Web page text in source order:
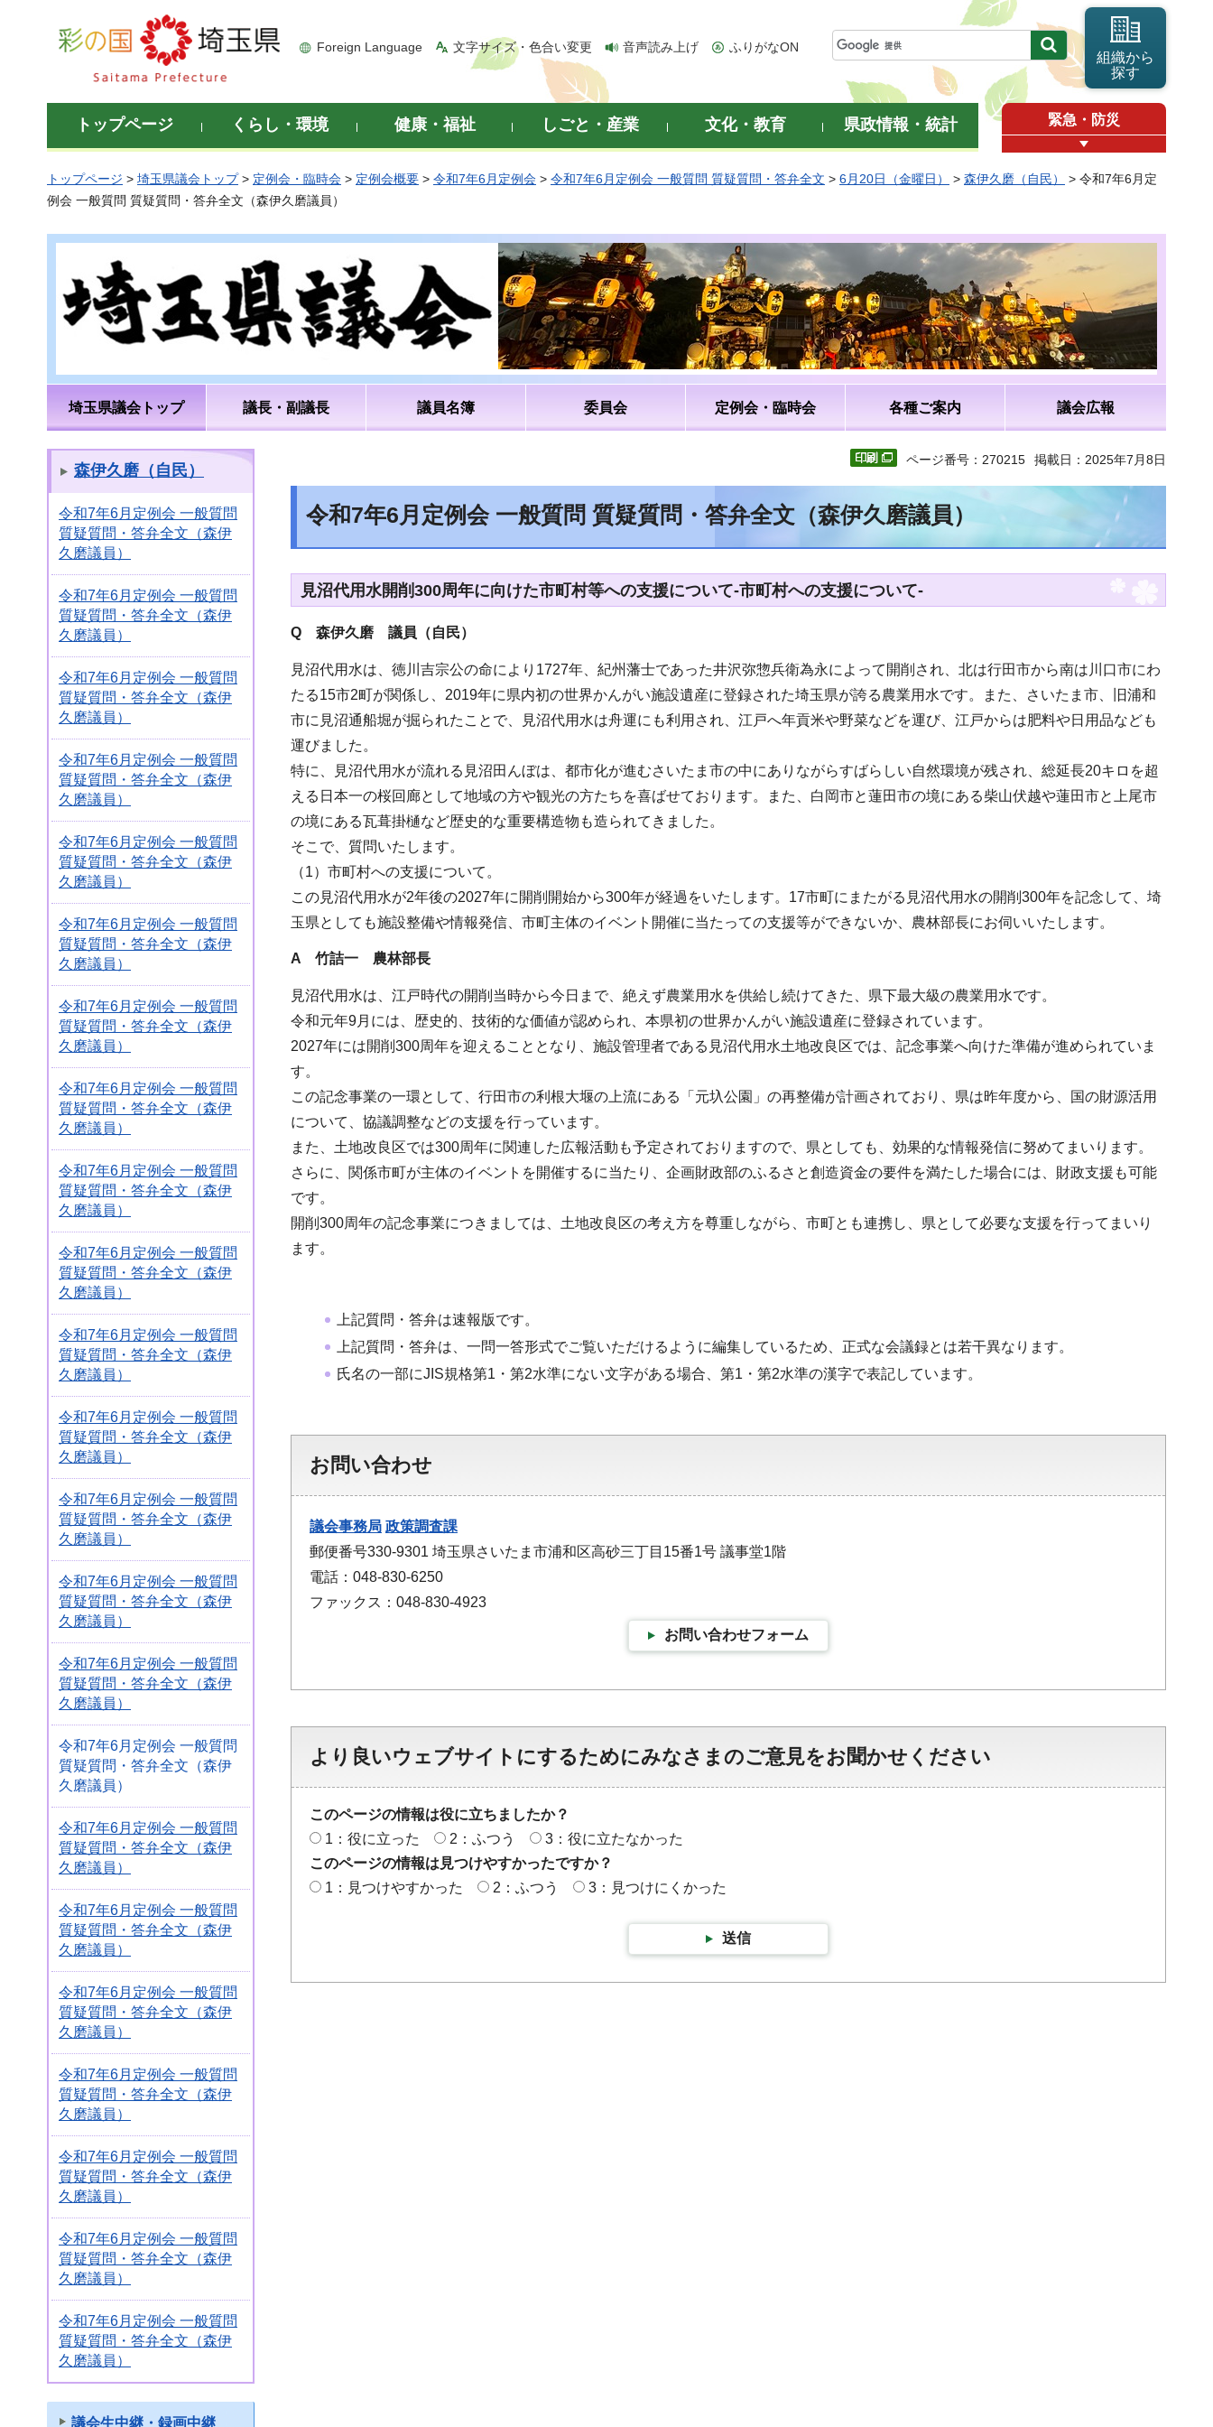
彩の国 埼玉県
Foreign Language 文字サイズ・色合い変更 音声読み上げ ふりがなON
組織から
探す
トップページ くらし・環境 健康・福祉 しごと・産業 文化・教育 県政情報・統計 緊急・防災
トップページ > 埼玉県議会トップ> 定例会・臨時会 > 定例会概要 > 令和7年6月定例会 > 令和7年6月定例会 一般質問 質疑質問・答弁全文 > 6月20日（金曜日） > 森伊久磨（自民）
> 令和7年6月定
例会 一般質問 質疑質問・答弁全文（森伊久磨議員）
埼玉県議会トップ 議長・副議長 議員名簿 委員会 定例会・臨時会 各種ご案内 議会広報
森伊久磨（自民）
令和7年6月定例会 一般質問
質疑質問・答弁全文（森伊
久磨議員）
令和7年6月定例会 一般質問
質疑質問・答弁全文（森伊
久磨議員）
令和7年6月定例会 一般質問
質疑質問・答弁全文（森伊
久磨議員）
令和7年6月定例会 一般質問
質疑質問・答弁全文（森伊
久磨議員）
令和7年6月定例会 一般質問
質疑質問・答弁全文（森伊
久磨議員）
令和7年6月定例会 一般質問
質疑質問・答弁全文（森伊
久磨議員）
令和7年6月定例会 一般質問
質疑質問・答弁全文（森伊
久磨議員）
令和7年6月定例会 一般質問
質疑質問・答弁全文（森伊
久磨議員）
令和7年6月定例会 一般質問
質疑質問・答弁全文（森伊
久磨議員）
令和7年6月定例会 一般質問
質疑質問・答弁全文（森伊
久磨議員）
令和7年6月定例会 一般質問
質疑質問・答弁全文（森伊
久磨議員）
令和7年6月定例会 一般質問
質疑質問・答弁全文（森伊
久磨議員）
令和7年6月定例会 一般質問
質疑質問・答弁全文（森伊
久磨議員）
令和7年6月定例会 一般質問
質疑質問・答弁全文（森伊
久磨議員）
令和7年6月定例会 一般質問
質疑質問・答弁全文（森伊
久磨議員）
令和7年6月定例会 一般質問
質疑質問・答弁全文（森伊
久磨議員）
令和7年6月定例会 一般質問
質疑質問・答弁全文（森伊
久磨議員）
令和7年6月定例会 一般質問
質疑質問・答弁全文（森伊
久磨議員）
令和7年6月定例会 一般質問
質疑質問・答弁全文（森伊
久磨議員）
令和7年6月定例会 一般質問
質疑質問・答弁全文（森伊
久磨議員）
令和7年6月定例会 一般質問
質疑質問・答弁全文（森伊
久磨議員）
令和7年6月定例会 一般質問
質疑質問・答弁全文（森伊
久磨議員）
令和7年6月定例会 一般質問
質疑質問・答弁全文（森伊
久磨議員）
議会生中継・録画中継
ページ番号：270215 掲載日：2025年7月8日
令和7年6月定例会 一般質問 質疑質問・答弁全文（森伊久磨議員）
見沼代用水開削300周年に向けた市町村等への支援について-市町村への支援について-
Q 森伊久磨 議員（自民）
見沼代用水は、徳川吉宗公の命により1727年、紀州藩士であった井沢弥惣兵衛為永によって開削され、北は行田市から南は川口市にわ
たる15市2町が関係し、2019年に県内初の世界かんがい施設遺産に登録された埼玉県が誇る農業用水です。また、さいたま市、旧浦和
市に見沼通船堀が掘られたことで、見沼代用水は舟運にも利用され、江戸へ年貢米や野菜などを運び、江戸からは肥料や日用品なども
運びました。
特に、見沼代用水が流れる見沼田んぼは、都市化が進むさいたま市の中にありながらすばらしい自然環境が残され、総延長20キロを超
える日本一の桜回廊として地域の方や観光の方たちを喜ばせております。また、白岡市と蓮田市の境にある柴山伏越や蓮田市と上尾市
の境にある瓦葺掛樋など歴史的な重要構造物も造られてきました。
そこで、質問いたします。
（1）市町村への支援について。
この見沼代用水が2年後の2027年に開削開始から300年が経過をいたします。17市町にまたがる見沼代用水の開削300年を記念して、埼
玉県としても施設整備や情報発信、市町主体のイベント開催に当たっての支援等ができないか、農林部長にお伺いいたします。
A 竹詰一 農林部長
見沼代用水は、江戸時代の開削当時から今日まで、絶えず農業用水を供給し続けてきた、県下最大級の農業用水です。
令和元年9月には、歴史的、技術的な価値が認められ、本県初の世界かんがい施設遺産に登録されています。
2027年には開削300周年を迎えることとなり、施設管理者である見沼代用水土地改良区では、記念事業へ向けた準備が進められていま
す。
この記念事業の一環として、行田市の利根大堰の上流にある「元圦公園」の再整備が計画されており、県は昨年度から、国の財源活用
について、協議調整などの支援を行っています。
また、土地改良区では300周年に関連した広報活動も予定されておりますので、県としても、効果的な情報発信に努めてまいります。
さらに、関係市町が主体のイベントを開催するに当たり、企画財政部のふるさと創造資金の要件を満たした場合には、財政支援も可能
です。
開削300周年の記念事業につきましては、土地改良区の考え方を尊重しながら、市町とも連携し、県として必要な支援を行ってまいり
ます。
上記質問・答弁は速報版です。
上記質問・答弁は、一問一答形式でご覧いただけるように編集しているため、正式な会議録とは若干異なります。
氏名の一部にJIS規格第1・第2水準にない文字がある場合、第1・第2水準の漢字で表記しています。
お問い合わせ
議会事務局 政策調査課
郵便番号330-9301 埼玉県さいたま市浦和区高砂三丁目15番1号 議事堂1階
電話：048-830-6250
ファックス：048-830-4923
お問い合わせフォーム
より良いウェブサイトにするためにみなさまのご意見をお聞かせください
このページの情報は役に立ちましたか？
1：役に立った
2：ふつう
3：役に立たなかった
このページの情報は見つけやすかったですか？
1：見つけやすかった
2：ふつう 3：見つけにくかった
送信